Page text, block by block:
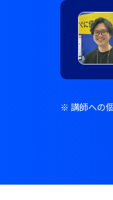
※ 講師への